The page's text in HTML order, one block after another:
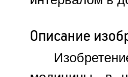
Описание